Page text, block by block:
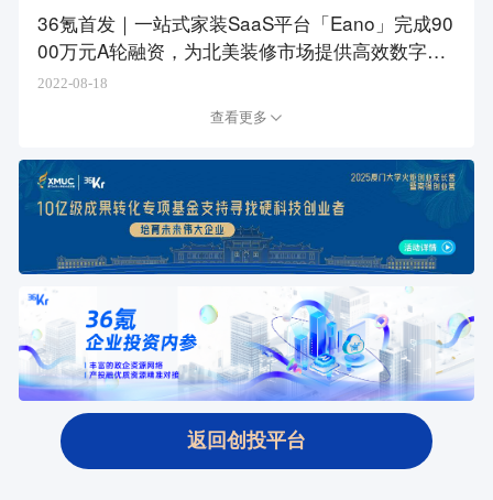
36氪首发｜一站式家装SaaS平台「Eano」完成90
00万元A轮融资，为北美装修市场提供高效数字化
体验
2022-08-18
查看更多
返回创投平台